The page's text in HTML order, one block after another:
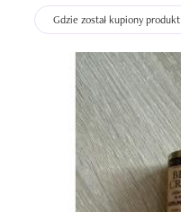
Gdzie został kupiony produkt